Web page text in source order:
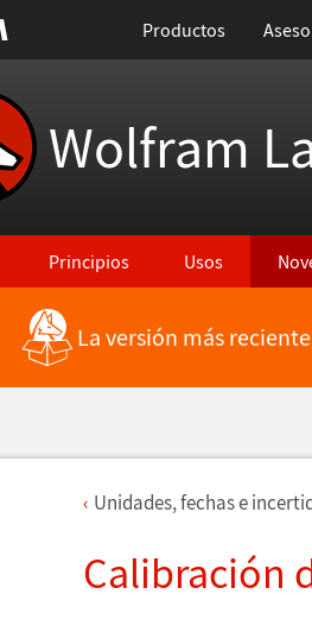
Productos
Wolfram
Principios Usos
La versión más
Unidades, fechas e
Calibración